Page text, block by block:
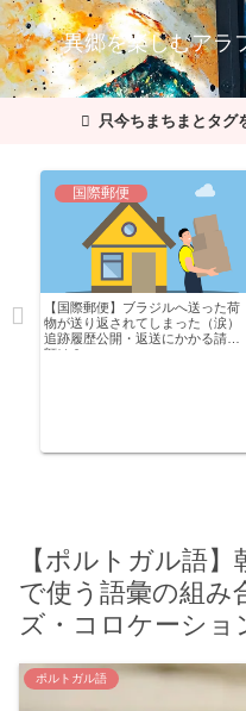
異郷を楽しむア
只今ちまちまとタ
国際郵便
【国際郵便】ブラジルへ送った荷
物が送り返されてしまった（涙）
追跡履歴公開・返送にかかる請求
額は？
【ポルトガル語
で使う語彙の組み
ズ・コロケーショ
ポルトガル語